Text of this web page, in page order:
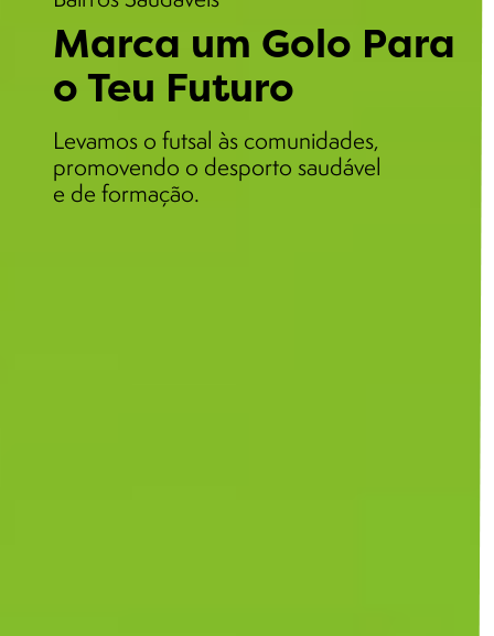
Marca um Golo Para
o Teu Futuro
Levamos o futsal às comunidades,
promovendo o desporto saudável
e de formação.